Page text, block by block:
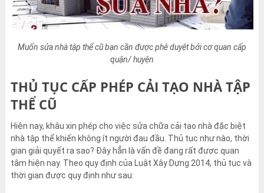
Muốn sửa nhà tập thể cũ bạn cần được phê duyệt bởi cơ quan cấp
quận/ huyện
THỦ TỤC CẤP PHÉP CẢI TẠO NHÀ TẬP
THỂ CŨ
Hiện nay, khâu xin phép cho việc sửa chữa cải tạo nhà đặc biệt
nhà tập thể khiến không ít người đau đầu. Thủ tục như nào, thời
gian giải quyết ra sao? Đây hẳn là vấn đề đang rất được quan
tâm hiện nay. Theo quy định của Luật Xây Dựng 2014, thủ tục và
thời gian được quy định như sau: